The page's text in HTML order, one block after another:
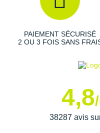
PAIEMENT SÉCURISÉ
2 OU 3 FOIS SANS
4,8
38287 avis